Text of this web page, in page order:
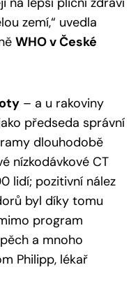
zemí,“ uvedla
WHO v České
– a u rakoviny
předseda správní
dlouhodobě
nízkodávkové CT
lidí; pozitivní nález
byl díky tomu
program
a mnoho
Philipp, lékař